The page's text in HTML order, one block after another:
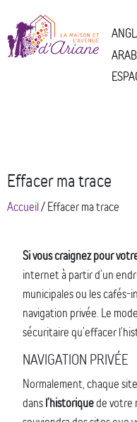
Effacer ma trace
Accueil/Effacer ma trace
Si vous craignez pour
internet à partir d’un
municipales ou les
navigation privée. Le
sécuritaire qu’effacer
NAVIGATION PRIVÉE
Normalement, chaque
dansl’historiquede votre